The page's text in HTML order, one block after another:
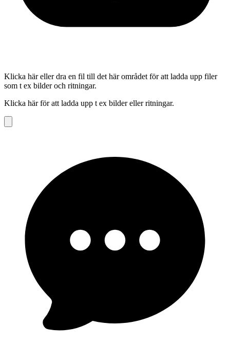
Klicka här eller dra en fil till det här området för att ladda upp filer
som t ex bilder och ritningar.
Klicka här för att ladda upp t ex bilder eller ritningar.